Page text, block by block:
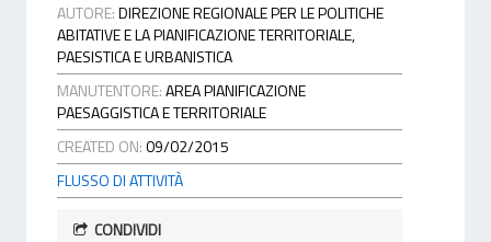
AUTORE:DIREZIONE REGIONALE PER LE POLITICHE
ABITATIVE E LA PIANIFICAZIONE TERRITORIALE,
PAESISTICA E URBANISTICA
MANUTENTORE:AREA PIANIFICAZIONE
PAESAGGISTICA E TERRITORIALE
CREATED ON:09/02/2015
FLUSSO DI ATTIVITÀ
CONDIVIDI